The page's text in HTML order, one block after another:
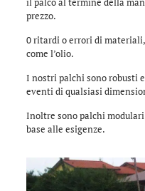
prezzo.
0 ritardi o errori di
come l’olio.
I nostri palchi sono robusti
eventi di qualsiasi
Inoltre sono palchi
base alle esigenze.